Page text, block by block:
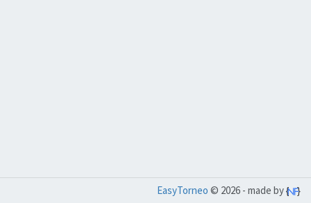
EasyTorneo © 2026 - made by